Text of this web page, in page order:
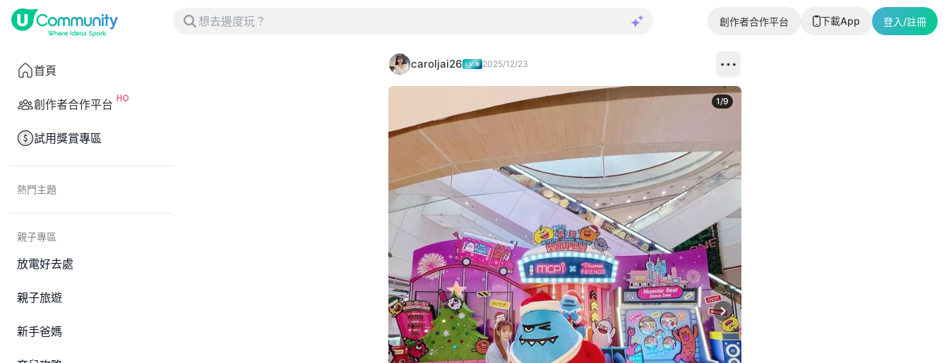
創作者合作平台 下載App 登入/註冊
首頁
創作者合作平台
試用獎賞專區
熱門主題
親子專區
放電好去處
親子旅遊
新手爸媽
caroljai26 2025/12/23
Next slide
1/9